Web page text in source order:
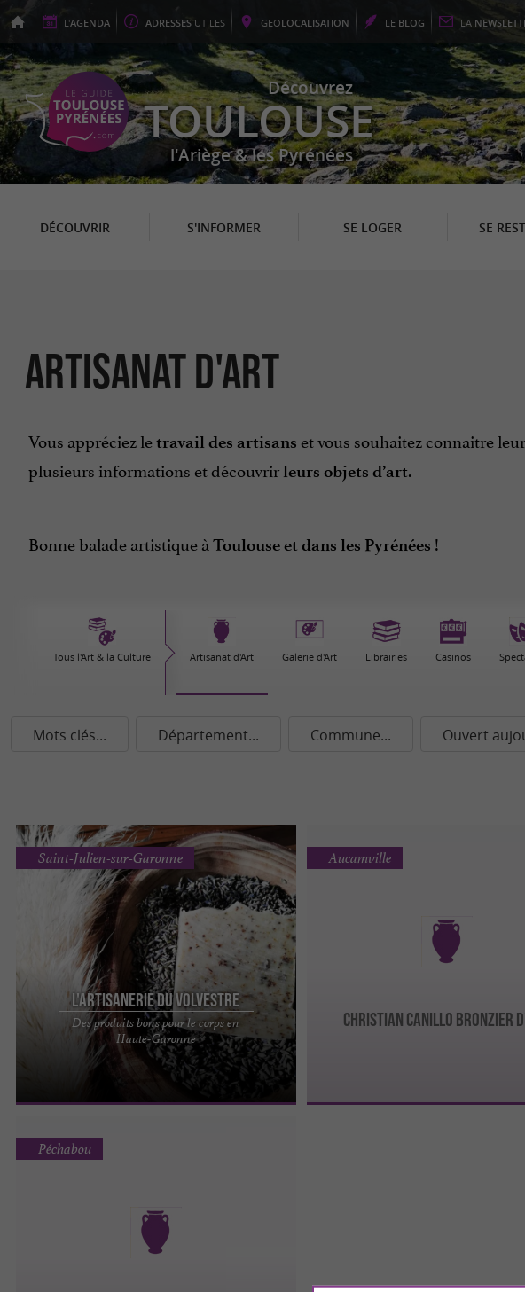
L'AGENDA ADRESSES UTILES GEOLOCALISATION LE BLOG LA
Découvrez
TOULOUSE
l'Ariège & les Pyrénées
DÉCOUVRIR S'INFORMER SE LOGER SE
Artisanat d'Art
Vous appréciez letravail des artisans et vous souhaitez connaitre
plusieurs informations et découvrirleurs objets d’art.
Bonne balade artistique à Toulouse et dans les Pyrénées !
Tous l'Art & la Culture Artisanat d'Art Galerie d'Art Librairies Casinos
Mots clés... Département... Commune... Ouvert
L'Artisanerie du Volvestre
Des produits bons pour le corps en
Haute-Garonne
Saint-Julien-sur-Garonne
L'artisanerie du Volvestre, des produits bons pour
le corps à découvrir en Haute-Garonne
Passionnée par la nature ...
CHRISTIAN CANILLO BRONZIER
Aucamville
Péchabou